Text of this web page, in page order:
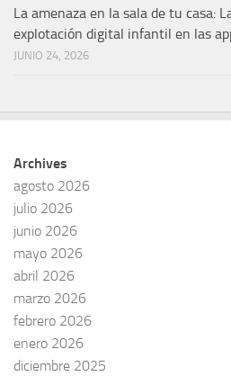
La amenaza en la sala de tu casa:
explotación digital infantil en las
JUNIO 24, 2026
Archives
agosto 2026
julio 2026
junio 2026
mayo 2026
abril 2026
marzo 2026
febrero 2026
enero 2026
diciembre 2025